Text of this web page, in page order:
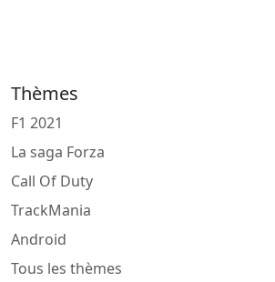
Thèmes
F1 2021
La saga Forza
Call Of Duty
TrackMania
Android
Tous les thèmes